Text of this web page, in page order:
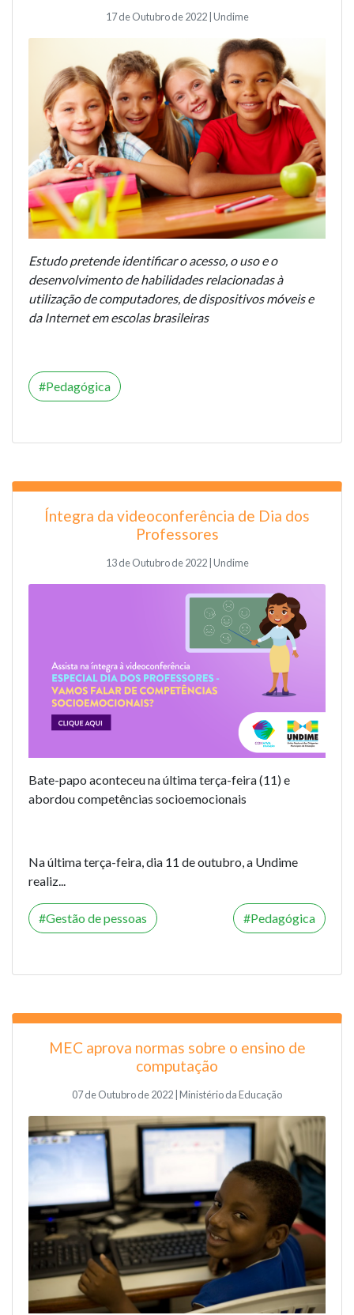
17 de Outubro de 2022 | Undime
Estudo pretende identificar o acesso, o uso e o
desenvolvimento de habilidades relacionadas à
utilização de computadores, de dispositivos móveis e
da Internet em escolas brasileiras
Pedagógica
Íntegra da videoconferência de Dia dos
Professores
13 de Outubro de 2022 | Undime
Bate-papo aconteceu na última terça-feira (11) e
abordou competências socioemocionais
Na última terça-feira, dia 11 de outubro, a Undime
realiz...
Gestão de pessoas Pedagógica
MEC aprova normas sobre o ensino de
computação
07 de Outubro de 2022 | Ministério da Educação